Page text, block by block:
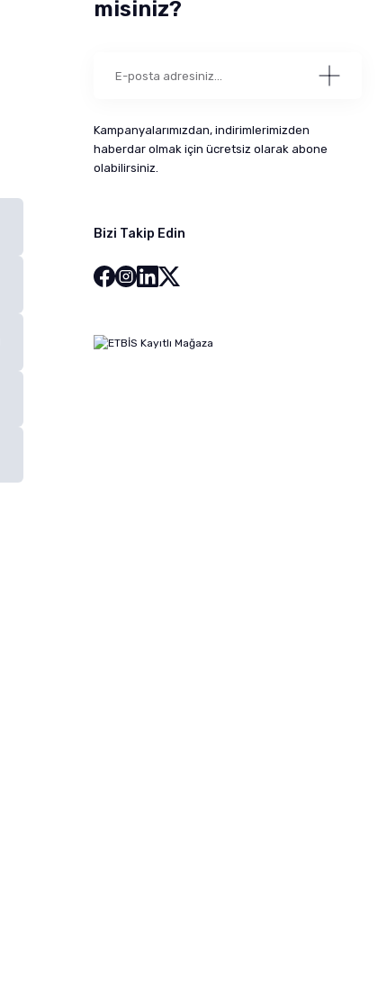
misiniz?
Kampanyalarımızdan, indirimlerimizden
haberdar olmak için ücretsiz olarak abone
olabilirsiniz.
Bizi Takip Edin